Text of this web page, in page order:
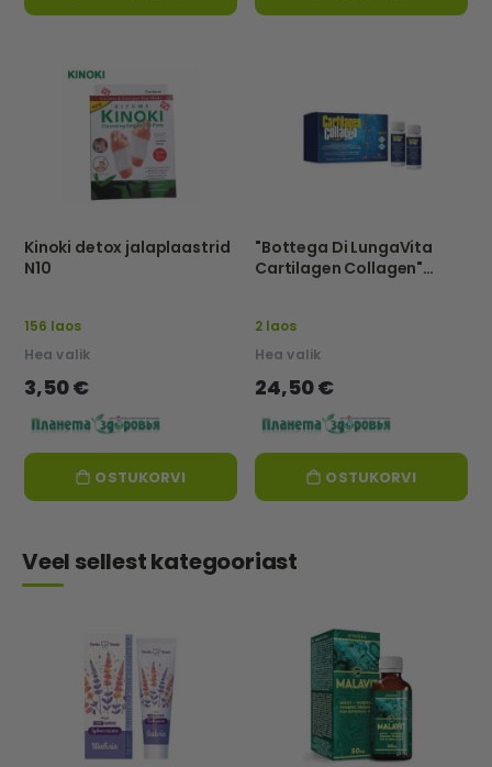
Kinoki detox jalaplaastrid
N10
156 laos
Hea valik
3,50 €
OSTUKORVI
"Bottega Di LungaVita
Cartilagen Collagen"
2 laos
Hea valik
24,50 €
OSTUKORVI
Veel sellest kategooriast